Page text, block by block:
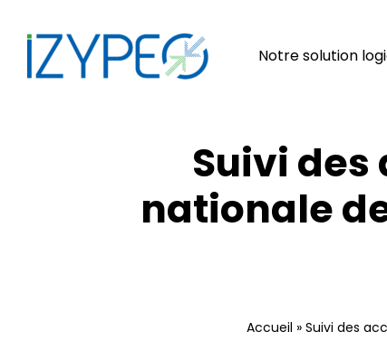
contenu
Notre solution
Suivi
nationale
Accueil » Suivi des